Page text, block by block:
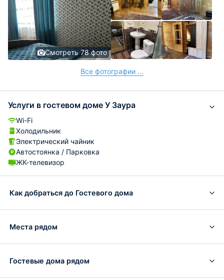
Смотреть 78 фото
Все фотографии ...
Услуги в гостевом доме У Заура
Wi-Fi
Холодильник
Электрический чайник
Автостоянка / Парковка
ЖК-телевизор
Как добраться до Гостевого дома
Места рядом
Гостевые дома рядом